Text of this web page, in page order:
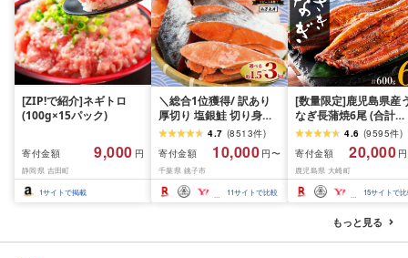
[ZIP!で紹介]ネギトロ
(100g×15パック)
寄付金額 9,000 円
静岡県 吉田町
1サイトで掲載
＼総合1位獲得/ 訳あり
厚切り 塩銀鮭 切り身
1.5kg 2kg 3kg 定期便
[選べる内容量] 人気 鮭
さけ しゃけ サーモン 魚
魚介類 魚介 魚貝 水産 海
鮮 海産物 冷凍 厚切 肉
厚 塩鮭 銀鮭 ふるさと 送
4.7 (8513件)
寄付金額
10,000 円〜
千葉県 銚子市
11サイトで比較
[数量限定]鹿児島県産
なぎ長蒲焼6尾 (合計
600g以上)4.6 (9595件)
寄付金額
20,000
鹿児島県 大崎町
15サイトで
もっと見る